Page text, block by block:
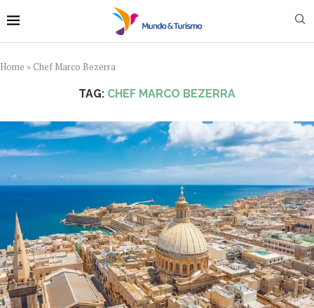
Home » Chef Marco Bezerra
TAG: CHEF MARCO BEZERRA